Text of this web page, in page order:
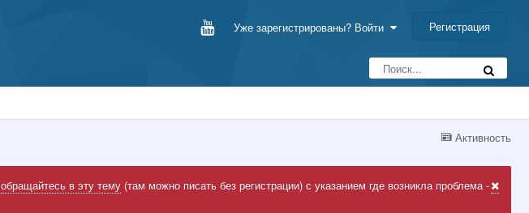
Уже зарегистрированы? Войти Регистрация
Активность
обращайтесь в эту тему(там можно писать без регистрации) с указанием где возникла проблема -